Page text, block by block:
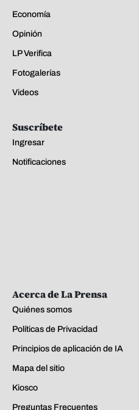
Economía
Opinión
LP Verifica
Fotogalerías
Videos
Suscríbete
Ingresar
Notificaciones
Acerca de La Prensa
Quiénes somos
Políticas de Privacidad
Principios de aplicación de IA
Mapa del sitio
Kiosco
Preguntas Frecuentes